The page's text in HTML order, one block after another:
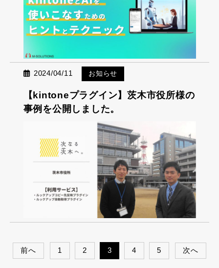
2024/04/11 お知らせ
【kintoneプラグイン】茨木市役所様の
事例を公開しました。
前へ 1 2 3 4 5 次へ